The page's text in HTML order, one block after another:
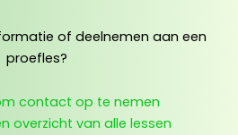
of deelnemen aan een
proefles?
contact op te nemen
overzicht van alle lessen